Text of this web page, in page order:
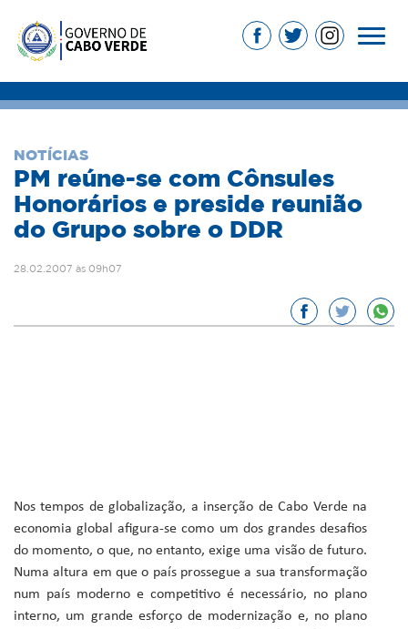
NOTÍCIAS
PM reúne-se com Cônsules
Honorários e preside reunião
do Grupo sobre o DDR
28.02.2007 às 09h07
Nos tempos de globalização, a inserção de Cabo Verde na
economia global afigura-se como um dos grandes desafios
do momento, o que, no entanto, exige uma visão de futuro.
Numa altura em que o país prossegue a sua transformação
num país moderno e competitivo é necessário, no plano
interno, um grande esforço de modernização e, no plano